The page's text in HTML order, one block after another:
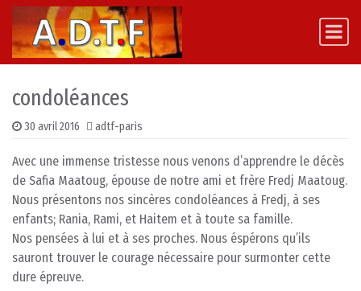
Skip to content
Main Navigation
condoléances
30 avril 2016 adtf-paris
Avec une immense tristesse nous venons d’apprendre le décès
de Safia Maatoug, épouse de notre ami et frère Fredj Maatoug.
Nous présentons nos sincères condoléances à Fredj, à ses
enfants; Rania, Rami, et Haitem et à toute sa famille.
Nos pensées à lui et à ses proches. Nous éspérons qu’ils
sauront trouver le courage nécessaire pour surmonter cette
dure épreuve.